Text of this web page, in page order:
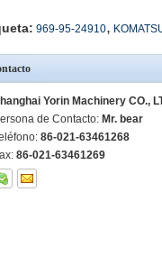
969-95-24910,
Yorin Machinery CO.,
de Contacto: Mr. bear
86-021-63461268
86-021-63461269